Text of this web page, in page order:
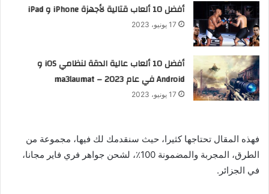
أفضل 10 ألعاب قتالية لأجهزة iPhone و iPad
17 يونيو، 2023
أفضل 10 ألعاب عالية الدقة لنظامي iOS و
Android في عام 2023 – ma3laumat
17 يونيو، 2023
فهذه المقال تحتاجها كثيرا، حيث سنقدمك لك فيها، مجموعة من
الطرق، المجربة والمضمونة 100٪، لشحن جواهر فري فاير مجانا،
في الجزائر.